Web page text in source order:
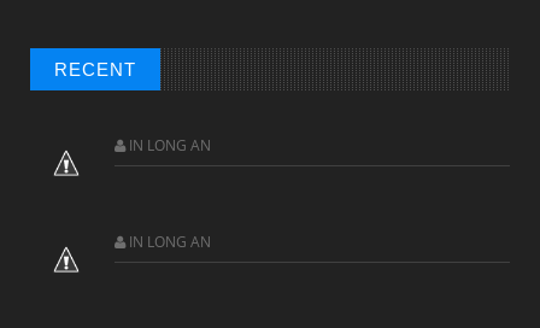
RECENT
IN LONG AN
IN LONG AN